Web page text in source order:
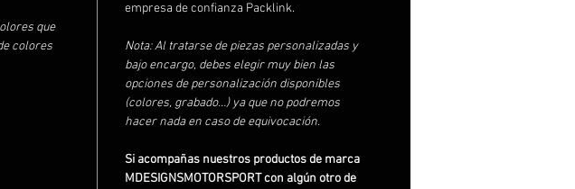
que
colores
empresa de confianza Packlink.
Nota: Al tratarse de piezas personalizadas y
bajo encargo, debes elegir muy bien las
opciones de personalización disponibles
(colores, grabado…) ya que no podremos
hacer nada en caso de equivocación.
Si acompañas nuestros productos de marca
MDESIGNSMOTORSPORT con algún otro de